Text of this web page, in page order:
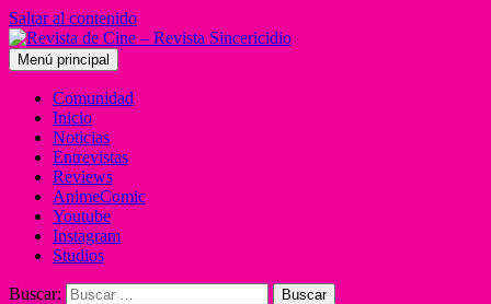
Saltar al contenido
Menú principal
Comunidad
Inicio
Noticias
Entrevistas
Reviews
AnimeComic
Youtube
Instagram
Studios
Buscar: